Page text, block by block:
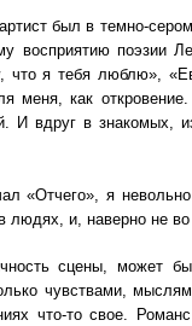
был в темно-
восприятию поэзии
что я тебя люблю»,
меня, как
И вдруг в знакомых,
«Отчего», я
и, наверно не во
сцены, может
чувствами,
что-то свое.